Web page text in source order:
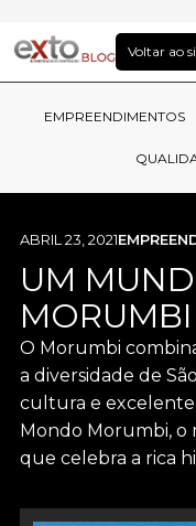
Voltar ao
EMPREENDIMENTOS
O Morumbi
a diversidade de
cultura e
Mondo Morumbi, o
que celebra a rica
UM
MORUMBI
ABRIL 23, 2021